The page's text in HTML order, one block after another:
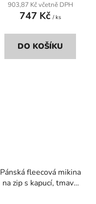
903,87 Kč včetně DPH
747 Kč / ks
DO KOŠÍKU
Pánská fleecová mikina
na zip s kapucí, tmavě